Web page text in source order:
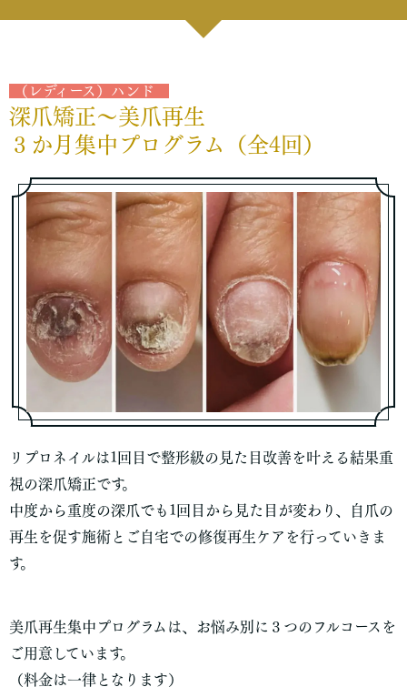
（レディース）ハンド
深爪矯正～美爪再生
３か月集中プログラム（全4回）
リプロネイルは1回目で整形級の見た目改善を叶える結果重
視の深爪矯正です。
中度から重度の深爪でも1回目から見た目が変わり、自爪の
再生を促す施術とご自宅での修復再生ケアを行っていきま
す。
美爪再生集中プログラムは、お悩み別に３つのフルコースを
ご用意しています。
（料金は一律となります）